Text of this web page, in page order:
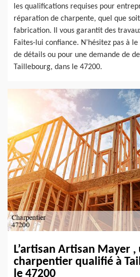
les qualifications requises pour
réparation de charpente, quel que
fabrication. Il vous garantit des
Faites-lui confiance. N’hésitez pas à
de détails ou pour une demande de
Taillebourg, dans le 47200.
L’artisan Artisan Mayer ,
charpentier qualifié à
le 47200